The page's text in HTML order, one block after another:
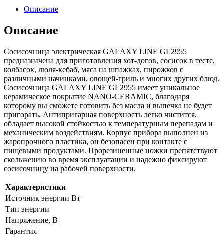
Описание
Описание
Сосисочница электрическая GALAXY LINE GL2955
предназначена для приготовления хот-догов, сосисок в тесте,
колбасок, люля-кебаб, мяса на шпажках, пирожков с
различными начинками, овощей-гриль и многих других блюд.
Сосисочница GALAXY LINE GL2955 имеет уникальное
керамическое покрытие NANO-CERAMIC, благодаря
которому вы сможете готовить без масла и выпечка не будет
пригорать. Антипригарная поверхность легко чистится,
обладает высокой стойкостью к температурным перепадам и
механическим воздействиям. Корпус прибора выполнен из
жаропрочного пластика, он безопасен при контакте с
пищевыми продуктами. Прорезиненные ножки препятствуют
скольжению во время эксплуатации и надежно фиксируют
сосисочницу на рабочей поверхности.
Характеристики
Источник энергии Вт
Тип энергии
Напряжение, В
Гарантия